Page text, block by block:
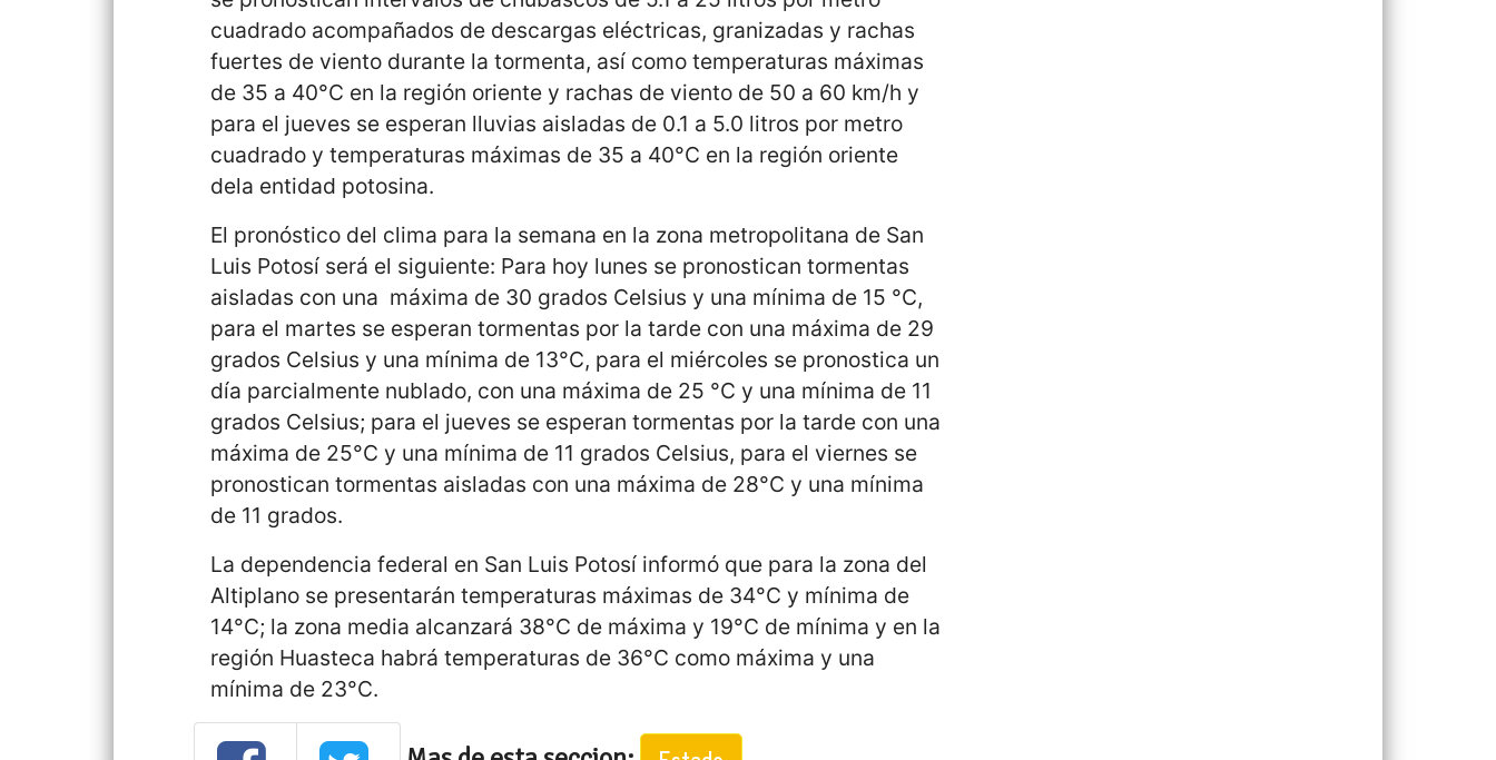
cuadrado acompañados de descargas eléctricas, granizadas y rachas
fuertes de viento durante la tormenta, así como temperaturas máximas
de 35 a 40°C en la región oriente y rachas de viento de 50 a 60 km/h y
para el jueves se esperan lluvias aisladas de 0.1 a 5.0 litros por metro
cuadrado y temperaturas máximas de 35 a 40°C en la región oriente
dela entidad potosina.
El pronóstico del clima para la semana en la zona metropolitana de San
Luis Potosí será el siguiente: Para hoy lunes se pronostican tormentas
aisladas con una máxima de 30 grados Celsius y una mínima de 15 °C,
para el martes se esperan tormentas por la tarde con una máxima de 29
grados Celsius y una mínima de 13°C, para el miércoles se pronostica un
día parcialmente nublado, con una máxima de 25 °C y una mínima de 11
grados Celsius; para el jueves se esperan tormentas por la tarde con una
máxima de 25°C y una mínima de 11 grados Celsius, para el viernes se
pronostican tormentas aisladas con una máxima de 28°C y una mínima
de 11 grados.
La dependencia federal en San Luis Potosí informó que para la zona del
Altiplano se presentarán temperaturas máximas de 34°C y mínima de
14°C; la zona media alcanzará 38°C de máxima y 19°C de mínima y en la
región Huasteca habrá temperaturas de 36°C como máxima y una
mínima de 23°C.